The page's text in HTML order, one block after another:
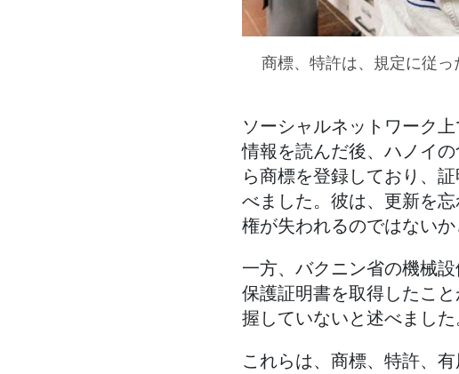
商標、特許は、規定に従
ソーシャルネットワーク
情報を読んだ後、ハノイ
ら商標を登録しており、
べました。彼は、更新を
権が失われるのではないか
一方、バクニン省の機械
保護証明書を取得したこ
握していないと述べました
これらは、商標、特許、